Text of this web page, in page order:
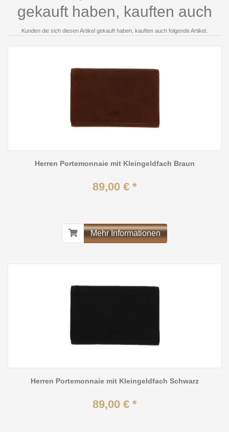
gekauft haben, kauften auch
Kunden die sich diesen Artikel gekauft haben, kauften auch folgende Artikel.
Herren Portemonnaie mit Kleingeldfach Braun
89,00 € *
Mehr Informationen
Herren Portemonnaie mit Kleingeldfach Schwarz
89,00 € *